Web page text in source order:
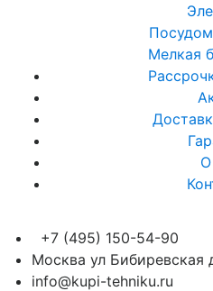
Мелкая
О
+7 (495) 150-54-90
Москва ул Бибиревская
info@kupi-tehniku.ru